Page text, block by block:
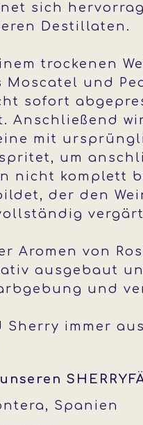
sich
Destillaten.
trockenen
und
sofort
Anschließend
mit
um
nicht komplett
der den
Aromen von
ausgebaut
und
Sherry immer
Spanien